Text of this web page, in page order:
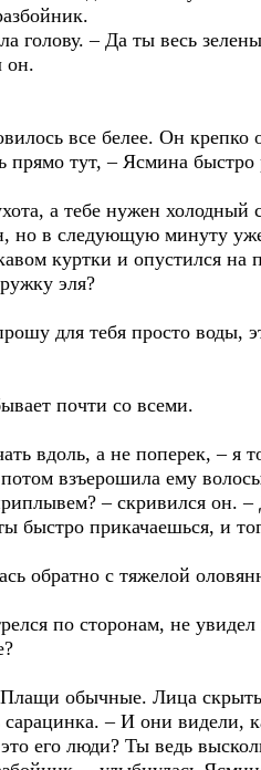
голову. – Да ты весь
он.
все белее. Он крепко
тут, – Ясмина быстро
а тебе нужен холодный
но в следующую минуту
куртки и опустился
эля?
для тебя просто
почти со всеми.
вдоль, а не поперек, –
взъерошила ему
– скривился он. –
быстро прикачаешься, и
обратно с тяжелой
по сторонам, не
обычные. Лица
– И они видели,
его люди? Ты ведь